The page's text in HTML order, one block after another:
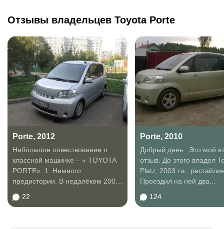
Отзывы владельцев Toyota Porte
Porte, 2012
Небольшое повествование о
классной машинке – « TOYOTA
PORTE» 1. Немного
предистории. В недалёком 2007
22
Porte, 2010
Добрый день. Это мой
отзыв. До этого владел
Platz, 2003 г.в.,
Проездил на ней два...
124